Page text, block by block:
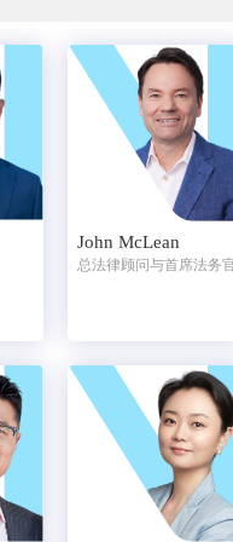
John McLean
总法律顾问与首席法务